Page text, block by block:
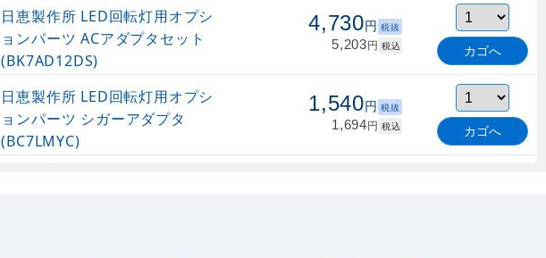
日恵製作所 LED回転灯用オプシ
ョンパーツ ACアダプタセット
(BK7AD12DS)
4,730円 税抜
5,203円 税込 カゴへ
日恵製作所 LED回転灯用オプシ
ョンパーツ シガーアダプタ
(BC7LMYC)
1,540円 税抜
1,694円 税込 カゴへ